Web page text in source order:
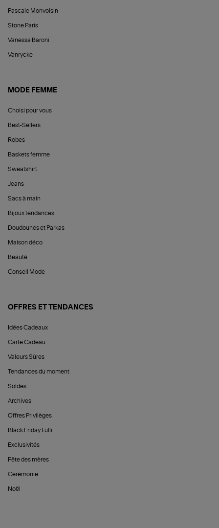
Pascale Monvoisin
Stone Paris
Vanessa Baroni
Vanrycke
MODE FEMME
Choisi pour vous
Best-Sellers
Robes
Baskets femme
Sweatshirt
Jeans
Sacs à main
Bijoux tendances
Doudounes et Parkas
Maison déco
Beauté
Conseil Mode
OFFRES ET TENDANCES
Idées Cadeaux
Carte Cadeau
Valeurs Sûres
Tendances du moment
Soldes
Archives
Offres Privilèges
Black Friday Lulli
Exclusivités
Fête des mères
Cérémonie
Noël